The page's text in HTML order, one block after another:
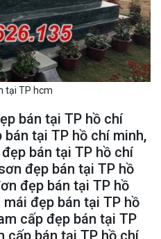
tại TP hcm
bán tại TP hồ chí
tại TP hồ chí minh,
bán tại TP hồ chí
đẹp bán tại TP hồ
đẹp bán tại TP hồ
đẹp bán tại TP hồ
cấp đẹp bán tại TP
cấp bán tại TP hồ chí